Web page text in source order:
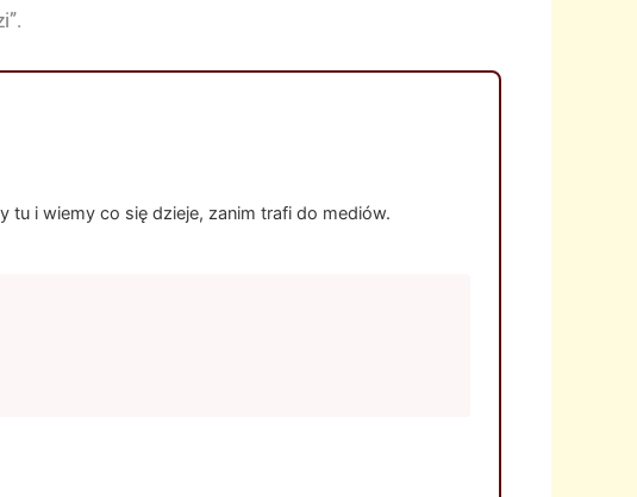
i wiemy co się dzieje, zanim trafi do mediów.